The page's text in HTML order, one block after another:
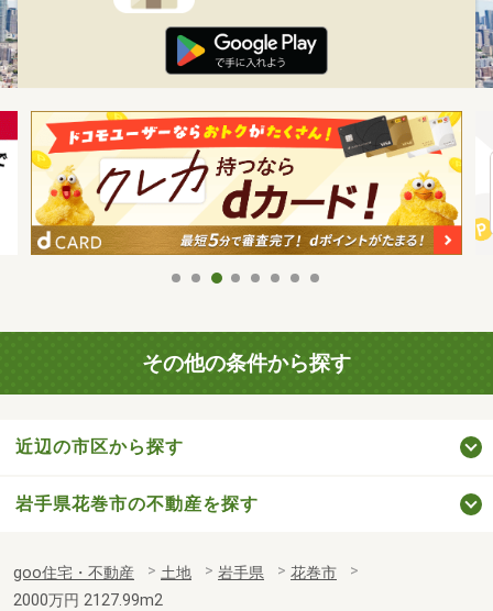
その他の条件から探す
近辺の市区から探す
岩手県花巻市の不動産を探す
goo住宅・不動産 土地 岩手県
花巻市
2000万円 2127.99m2